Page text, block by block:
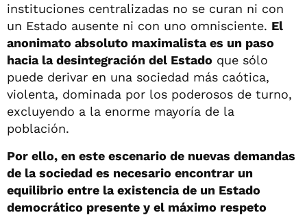
instituciones centralizadas no se curan ni con
un Estado ausente ni con uno omnisciente. El
anonimato absoluto maximalista es un paso
hacia la desintegración del Estado que sólo
puede derivar en una sociedad más caótica,
violenta, dominada por los poderosos de turno,
excluyendo a la enorme mayoría de la
población.
Por ello, en este escenario de nuevas demandas
de la sociedad es necesario encontrar un
equilibrio entre la existencia de un Estado
democrático presente y el máximo respeto